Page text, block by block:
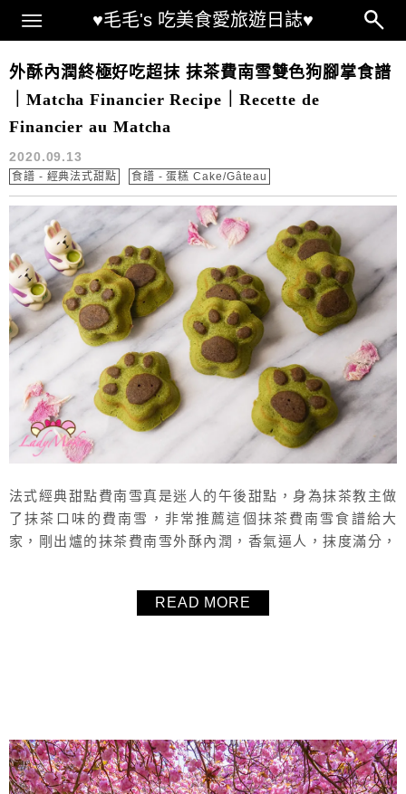
♥毛毛's 吃美食愛旅遊日誌♥
Main Menu
消耗蛋白甜點
外酥內潤終極好吃超抹 抹茶費南雪雙色狗腳掌食譜
｜Matcha Financier Recipe｜Recette de
Financier au Matcha
2020.09.13
食譜 - 經典法式甜點 食譜 - 蛋糕 Cake/Gâteau
法式經典甜點費南雪真是迷人的午後甜點，身為抹茶教主做
了抹茶口味的費南雪，非常推薦這個抹茶費南雪食譜給大
家，剛出爐的抹茶費南雪外酥內潤，香氣逼人，抹度滿分，
好吃了！費南雪更是一道消耗蛋白的甜點，毛毛這次做的是
可愛狗腳掌造型的抹茶費南雪，如果不想要這麼麻煩的話，
READ MORE
About